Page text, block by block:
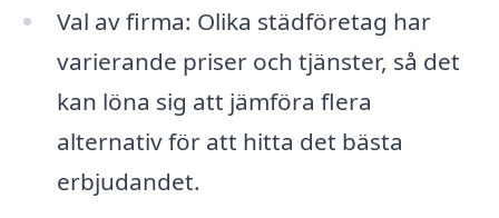
Val av firma: Olika städföretag har
varierande priser och tjänster, så det
kan löna sig att jämföra flera
alternativ för att hitta det bästa
erbjudandet.